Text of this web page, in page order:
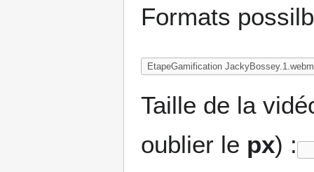
Formats
Taille de la
oublier le px) :